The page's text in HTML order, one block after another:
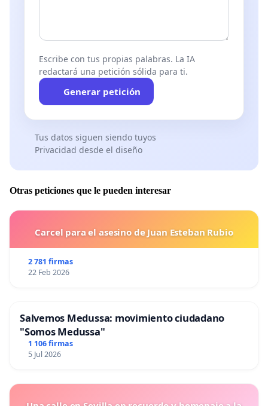
Escribe con tus propias palabras. La IA
redactará una petición sólida para ti.
Generar petición
Tus datos siguen siendo tuyos
Privacidad desde el diseño
Otras peticiones que le pueden interesar
Carcel para el asesino de Juan Esteban Rubio
2 781 firmas
22 Feb 2026
Salvemos Medussa: movimiento ciudadano
"Somos Medussa"
1 106 firmas
5 Jul 2026